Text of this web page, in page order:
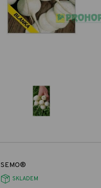
SEMO®
SKLADEM